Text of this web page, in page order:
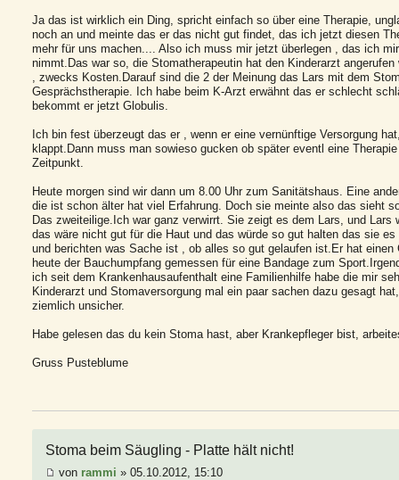
Ja das ist wirklich ein Ding, spricht einfach so über eine Therapie,
noch an und meinte das er das nicht gut findet, das ich jetzt diesen
mehr für uns machen.... Also ich muss mir jetzt überlegen , das ich
nimmt.Das war so, die Stomatherapeutin hat den Kinderarzt
, zwecks Kosten.Darauf sind die 2 der Meinung das Lars mit dem
Gesprächstherapie. Ich habe beim K-Arzt erwähnt das er schlecht
bekommt er jetzt Globulis.
Ich bin fest überzeugt das er , wenn er eine vernünftige Versorgung
klappt.Dann muss man sowieso gucken ob später eventl eine
Zeitpunkt.
Heute morgen sind wir dann um 8.00 Uhr zum Sanitätshaus. Eine
die ist schon älter hat viel Erfahrung. Doch sie meinte also das sieht
Das zweiteilige.Ich war ganz verwirrt. Sie zeigt es dem Lars, und
das wäre nicht gut für die Haut und das würde so gut halten das sie
und berichten was Sache ist , ob alles so gut gelaufen ist.Er hat einen
heute der Bauchumpfang gemessen für eine Bandage zum
ich seit dem Krankenhausaufenthalt eine Familienhilfe habe die mir
Kinderarzt und Stomaversorgung mal ein paar sachen dazu gesagt
ziemlich unsicher.
Habe gelesen das du kein Stoma hast, aber Krankepfleger bist,
Gruss Pusteblume
Stoma beim Säugling - Platte hält nicht!
von rammi » 05.10.2012, 15:10